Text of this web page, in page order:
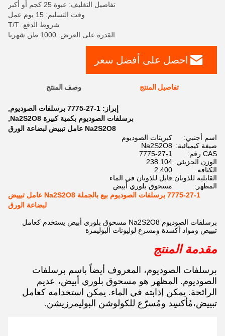
تفاصيل التغليف: عبوة 25 كجم أو أكبر
وقت التسليم: 15 يوم عمل
شروط الدفع: T/T
القدرة على العرض: 1000 طن شهريا
احصل على أفضل سعر
تفاصيل المنتج وصف المنتج
إبراز: 7775-27-1 برسلفات الصوديوم
,
برسلفات الصوديوم بكمية كبيرة Na2S2O8
,
Na2S2O8 عامل تبييض لبضاعة الورق
اسم أجنبي:
كبريتات الصوديوم
صيغة كيميائية: Na2S2O8
CAS رقم:
7775-27-1
الوزن الجزيئي: 238.104
الكثافة:
2.400
القابلية للذوبان:قابل للذوبان في الماء
المظهر:
مسحوق بلوري أبيض
7775-27-1 برسلفات الصوديوم بيع بالجملة Na2S2O8 عامل تبييض
لبضاعة الورق
برسلفات الصوديوم Na2S2O8 مسحوق بلوري أبيض يستخدم كعامل
تبييض ومواد أكسدة ومسرع لوليونات البوليمرة
مقدمة المنتج
برسلفات الصوديوم، المعروف أيضاً باسم برسلفات
الصوديوم. المظهر هو مسحوق بلوري أبيض، عديم
الرائحة. يمكن إذابته في الماء. يمكن استخدامه كعامل
تبييض،مُأكسِد ومُسرّع للكولوشن البوليمرزيشن.